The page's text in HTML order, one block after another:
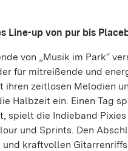
Line-up von pur bis
von „Musik im Park“
für mitreißende und
ihren zeitlosen Melodien
Halbzeit ein. Einen Tag
spielt die Indieband
und Sprints. Den
kraftvollen